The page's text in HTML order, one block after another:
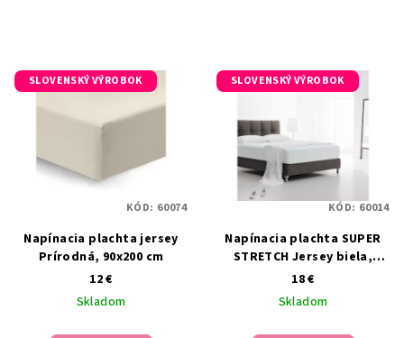
SLOVENSKÝ VÝROBOK
Napínacia plachta jersey
Prírodná, 90x200 cm
12 €
Skladom
KÓD: 60074
SLOVENSKÝ VÝROBOK
Napínacia plachta SUPER
STRETCH Jersey biela,
90x200 cm
18 €
Skladom
KÓD: 60014